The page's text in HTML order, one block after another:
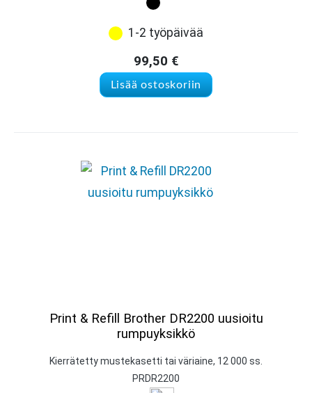
1-2 työpäivää
99,50 €
Lisää ostoskoriin
Print & Refill Brother DR2200 uusioitu
rumpuyksikkö
Kierrätetty mustekasetti tai väriaine, 12 000 ss.
PRDR2200